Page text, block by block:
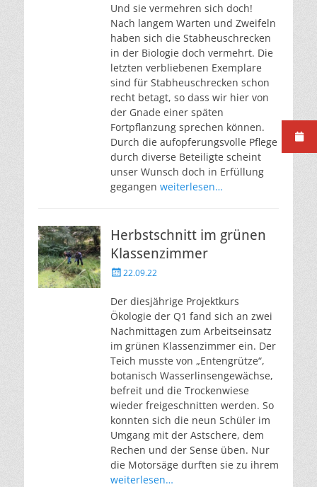
Und sie vermehren sich doch!
Nach langem Warten und Zweifeln
haben sich die Stabheuschrecken
in der Biologie doch vermehrt. Die
letzten verbliebenen Exemplare
sind für Stabheuschrecken schon
recht betagt, so dass wir hier von
der Gnade einer späten
Fortpflanzung sprechen können.
Durch die aufopferungsvolle Pflege
durch diverse Beteiligte scheint
unser Wunsch doch in Erfüllung
gegangen weiterlesen…
Herbstschnitt im grünen
Klassenzimmer
Veröffentlicht
22.09.22
Der diesjährige Projektkurs
Ökologie der Q1 fand sich an zwei
Nachmittagen zum Arbeitseinsatz
im grünen Klassenzimmer ein. Der
Teich musste von „Entengrütze“,
botanisch Wasserlinsengewächse,
befreit und die Trockenwiese
wieder freigeschnitten werden. So
konnten sich die neun Schüler im
Umgang mit der Astschere, dem
Rechen und der Sense üben. Nur
die Motorsäge durften sie zu ihrem
weiterlesen…